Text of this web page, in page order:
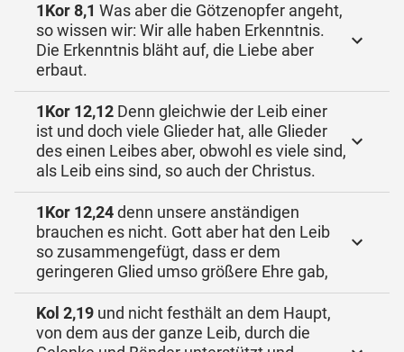
1Kor 8,1 Was aber die Götzenopfer angeht,
so wissen wir: Wir alle haben Erkenntnis.
Die Erkenntnis bläht auf, die Liebe aber
erbaut.
1Kor 12,12 Denn gleichwie der Leib einer
ist und doch viele Glieder hat, alle Glieder
des einen Leibes aber, obwohl es viele sind,
als Leib eins sind, so auch der Christus.
1Kor 12,24denn unsere anständigen
brauchen es nicht. Gott aber hat den Leib
so zusammengefügt, dass er dem
geringeren Glied umso größere Ehre gab,
Kol 2,19 und nicht festhält an dem Haupt,
von dem aus der ganze Leib, durch die